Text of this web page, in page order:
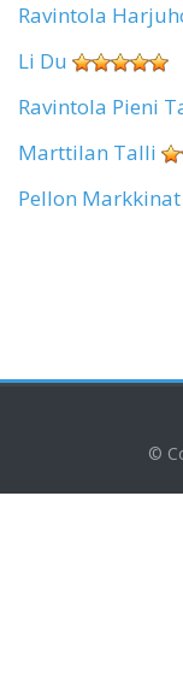
Ravintola
Li Du
Ravintola Pieni
Marttilan Talli
Pellon
©